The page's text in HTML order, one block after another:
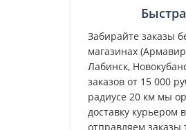
Забирайте заказы
магазинах
Лабинск,
заказов от 15 000
радиусе 20 км мы
доставку курьером
отправляем